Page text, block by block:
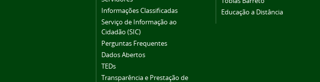
Informações Classificadas
Serviço de Informação ao
Cidadão (SIC)
Perguntas Frequentes
Dados Abertos
TEDs
Transparência e Prestação de
Educação a Distância